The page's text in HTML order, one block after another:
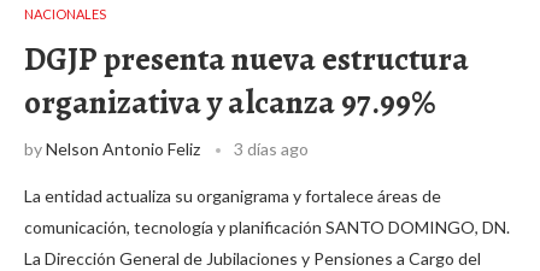
NACIONALES
DGJP presenta nueva estructura
organizativa y alcanza 97.99%
byNelson Antonio Feliz 3 días ago
La entidad actualiza su organigrama y fortalece áreas de
comunicación, tecnología y planificación SANTO DOMINGO, DN.
La Dirección General de Jubilaciones y Pensiones a Cargo del